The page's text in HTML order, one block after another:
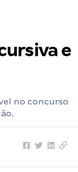
e
no concurso